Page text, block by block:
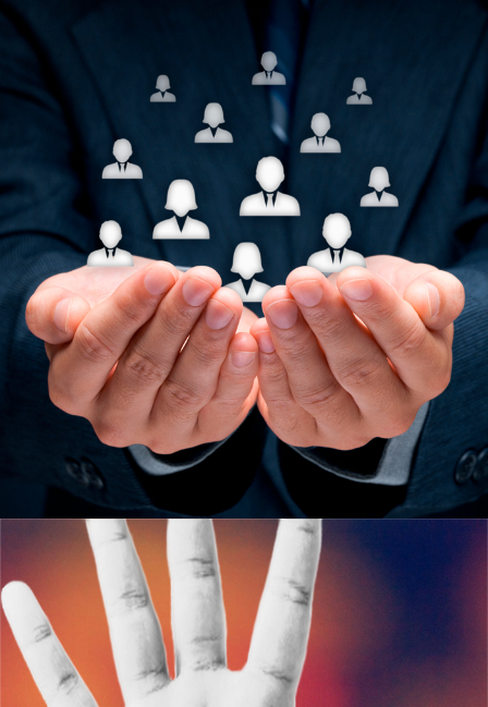
ЮКИОР
ОТДЕЛ ПО ОЛИМПИЙСКИМ И
НЕОЛИМПИЙСКИМ ВИДАМ
СПОРТА
Узнать больше
ЮКИОР
АНТИДОПИНГОВОЕ
ОБЕСПЕЧЕНИЕ